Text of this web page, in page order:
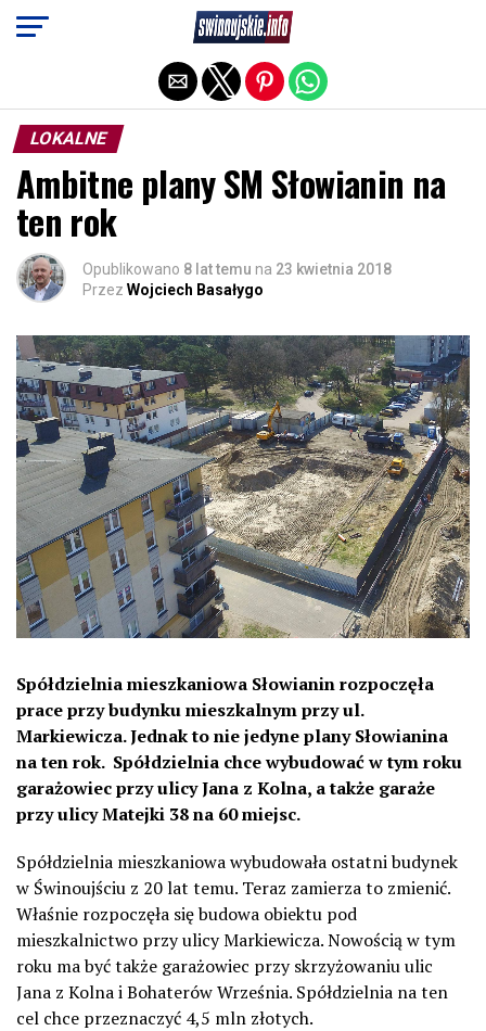
LOKALNE
Ambitne plany SM Słowianin na
ten rok
Opublikowano 8 lat temu na 23 kwietnia 2018
Przez Wojciech Basałygo
Spółdzielnia mieszkaniowa Słowianin rozpoczęła
prace przy budynku mieszkalnym przy ul.
Markiewicza. Jednak to nie jedyne plany Słowianina
na ten rok. Spółdzielnia chce wybudować w tym roku
garażowiec przy ulicy Jana z Kolna, a także garaże
przy ulicy Matejki 38 na 60 miejsc.
Spółdzielnia mieszkaniowa wybudowała ostatni budynek
w Świnoujściu z 20 lat temu. Teraz zamierza to zmienić.
Właśnie rozpoczęła się budowa obiektu pod
mieszkalnictwo przy ulicy Markiewicza. Nowością w tym
roku ma być także garażowiec przy skrzyżowaniu ulic
Jana z Kolna i Bohaterów Września. Spółdzielnia na ten
cel chce przeznaczyć 4,5 mln złotych.
Exit mobile version